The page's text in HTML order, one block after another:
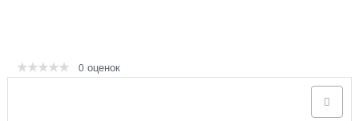
0 оценок
Серверы и СХД